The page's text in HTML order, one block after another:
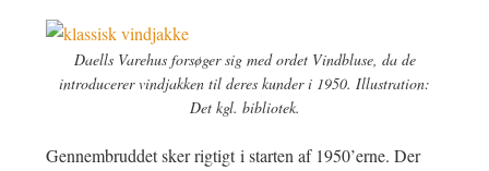
Daells Varehus forsøger sig med ordet Vindbluse, da de
introducerer vindjakken til deres kunder i 1950. Illustration:
Det kgl. bibliotek.
Gennembruddet sker rigtigt i starten af 1950’erne. Der